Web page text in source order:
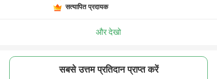
सत्यापित प्रदायक
और देखो
सबसे उत्तम प्रतिदान प्राप्त करें